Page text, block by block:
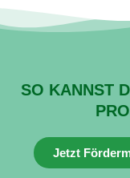
SO KANNST
Jetzt